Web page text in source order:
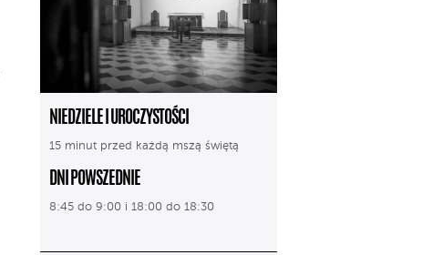
NIEDZIELE I UROCZYSTOŚCI
15 minut przed każdą mszą świętą
DNI POWSZEDNIE
8:45 do 9:00 i 18:00 do 18:30